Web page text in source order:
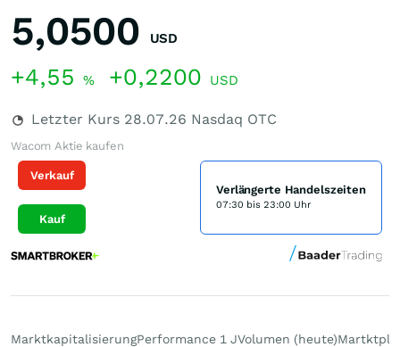
5,0500 USD
+4,55 % +0,2200 USD
Letzter Kurs 28.07.26 Nasdaq OTC
Wacom Aktie kaufen
Verkauf
Kauf
Verlängerte Handelszeiten
07:30 bis 23:00 Uhr
MarktkapitalisierungPerformance 1 JVolumen (heute)